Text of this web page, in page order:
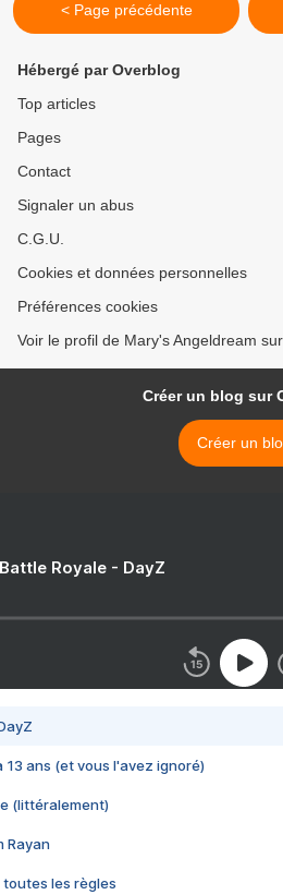
< Page précédente
Hébergé par Overblog
Top articles
Pages
Contact
Signaler un abus
C.G.U.
Cookies et données personnelles
Préférences cookies
Voir le profil de Mary's Angeldream
Créer un blog sur
Créer un
Royale - DayZ
13 ans (et vous l'avez ignoré)
(littéralement)
Rayan
toutes les règles